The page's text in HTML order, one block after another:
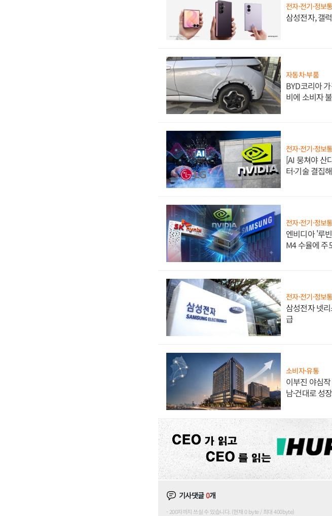
전자·전기·정보
삼성전자, 갤
자동차·부품
BYD코리아
비에 소비자
전자·전기·정보
[AI 뭉쳐야 산
터·기술 결집
전자·전기·정보
엔비디아 '루
M4 수율에 주
전자·전기·정보
삼성전자 넷
급
소비자·유통
이부진 야심
남·건대로 성
기사댓글0개
200자까지 쓰실 수 있습니다. (현재 0 byte / 최대 400byte)